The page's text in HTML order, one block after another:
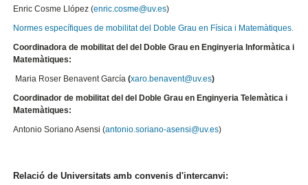
Enric Cosme Llópez (enric.cosme@uv.es)
Normes específiques de mobilitat del Doble Grau en Física i Matemàtiques.
Coordinadora de mobilitat del del Doble Grau en Enginyeria Informàtica i
Matemàtiques:
Maria Roser Benavent García (xaro.benavent@uv.es)
Coordinador de mobilitat del del Doble Grau en Enginyeria Telemàtica i
Matemàtiques:
Antonio Soriano Asensi (antonio.soriano-asensi@uv.es)
Relació de Universitats amb convenis d'intercanvi: